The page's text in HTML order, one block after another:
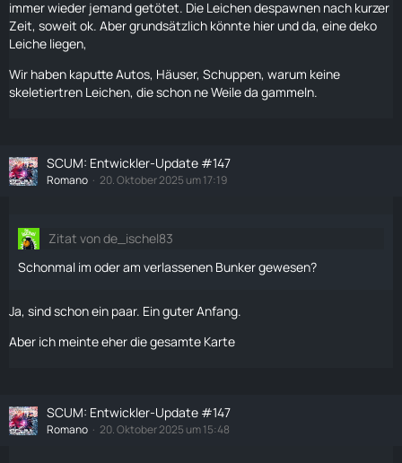
immer wieder jemand getötet. Die Leichen despawnen nach kurzer
Zeit, soweit ok. Aber grundsätzlich könnte hier und da, eine deko
Leiche liegen,
Wir haben kaputte Autos, Häuser, Schuppen, warum keine
skeletiertren Leichen, die schon ne Weile da gammeln.
SCUM: Entwickler-Update #147
Romano 20. Oktober 2025 um 17:19
Zitat von de_ischel83
Schonmal im oder am verlassenen Bunker gewesen?
Ja, sind schon ein paar. Ein guter Anfang.
Aber ich meinte eher die gesamte Karte
SCUM: Entwickler-Update #147
Romano 20. Oktober 2025 um 15:48